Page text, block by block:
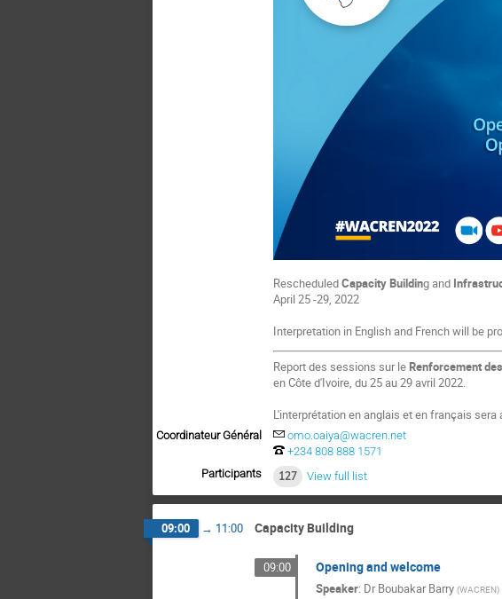
RescheduledCapacity Building and
April 25 -29, 2022
Interpretation in English and French will be
Report des sessions sur leRenforcement
en Côte d'Ivoire, du 25 au 29 avril 2022.
L'interprétation en anglais et en français sera
Coordinateur Général
omo.oaiya@wacren.net
+234 808 888 1571
Participants
127 View full list
09:00 → 11:00 Capacity Building
09:00 Opening and welcome
Speaker: Dr Boubakar Barry (WACREN)